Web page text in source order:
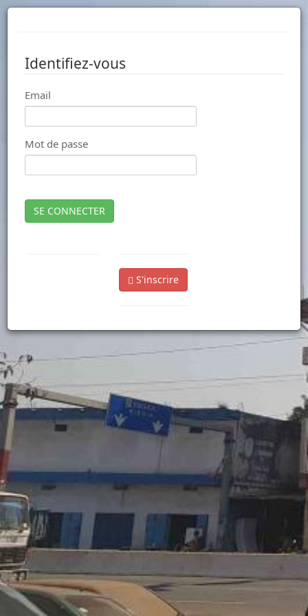
Identifiez-vous
Email
Mot de passe
SE CONNECTER
S'inscrire